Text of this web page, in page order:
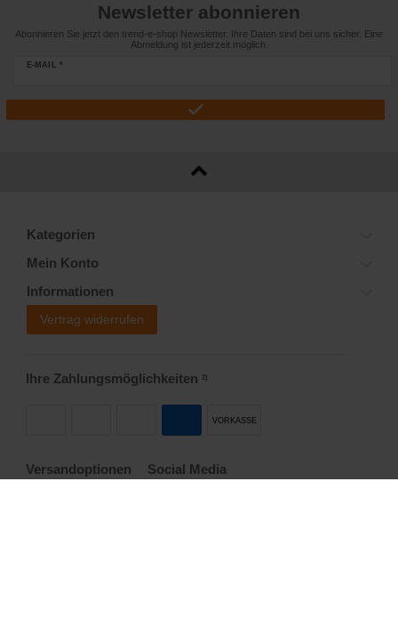
Newsletter abonnieren
Abonnieren Sie jetzt den trend-e-shop Newsletter. Ihre Daten sind bei uns sicher. Eine
Abmeldung ist jederzeit möglich.
E-MAIL *
Kategorien
Mein Konto
Informationen
Vertrag widerrufen
Ihre Zahlungsmöglichkeiten 2)
VORKASSE
Versandoptionen Social Media